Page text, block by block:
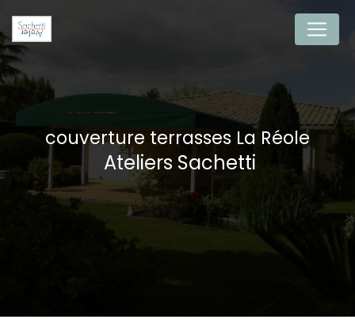
couverture terrasses La Réole
Ateliers Sachetti